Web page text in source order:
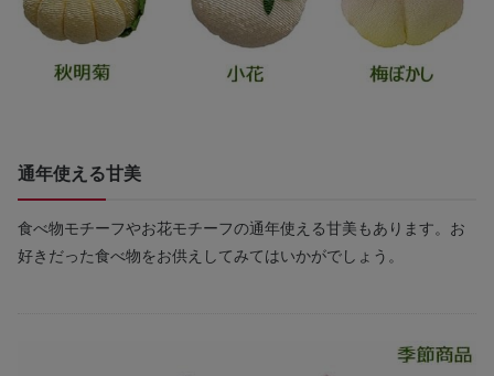
通年使える甘美
食べ物モチーフやお花モチーフの通年使える甘美もあります。お
好きだった食べ物をお供えしてみてはいかがでしょう。